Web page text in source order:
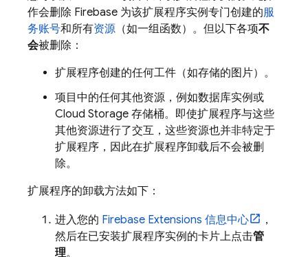
作会删除 Firebase 为该扩展程序实例专门创建的服
务账号和所有资源 （如一组函数）。但以下各项不
会被删除：
扩展程序创建的任何工件（如存储的图片）。
项目中的任何其他资源，例如数据库实例或
Cloud Storage 存储桶。即使扩展程序与这些
其他资源进行了交互，这些资源也并非特定于
扩展程序 ，因此在扩展程序卸载后不会被删
除。
扩展程序的卸载方法如下：
进入您的 Firebase Extensions 信息中心
，
然后在已安装扩展程序实例的卡片上点击管
理。